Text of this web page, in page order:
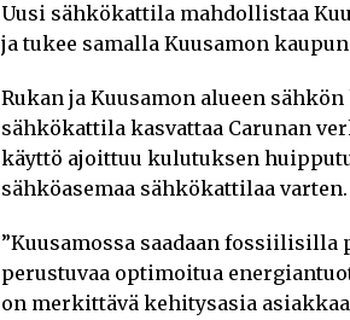
Uusi sähkökattila mahdollistaa
ja tukee samalla Kuusamon
Rukan ja Kuusamon alueen
sähkökattila kasvattaa Carunan
käyttö ajoittuu kulutuksen
sähköasemaa sähkökattilaa varten.
”Kuusamossa saadaan
perustuvaa optimoitua
on merkittävä kehitysasia